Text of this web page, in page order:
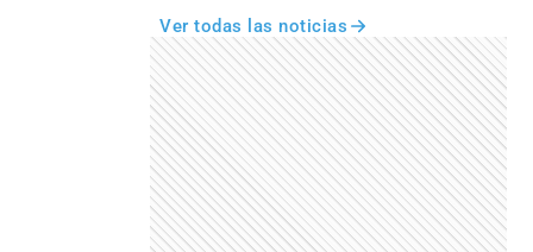
Ver todas las noticias